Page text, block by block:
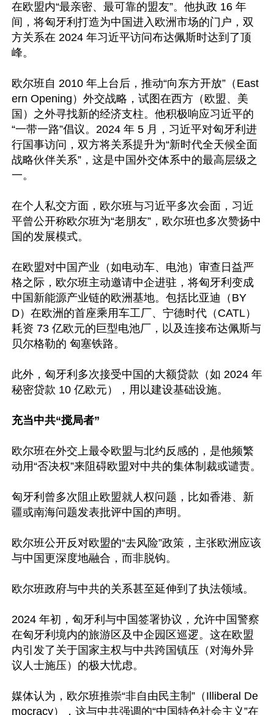
在欧盟内“最亲密、最可靠的盟友”。他执政 16 年
间，将匈牙利打造为中国进入欧洲市场的门户，双
方关系在 2024 年习近平访问布达佩斯时达到了顶
峰。
欧尔班自 2010 年上台后，推动“向东方开放”（East
ern Opening）外交战略，试图在西方（欧盟、美
国）之外寻找新的经济支柱。他积极响应习近平的
“一带一路”倡议。2024 年 5 月，习近平对匈牙利进
行国事访问，双方将关系提升为“新时代全天候全面
战略伙伴关系”，这是中国外交体系中的最高层级之
一。
在个人私交方面，欧尔班与习近平多次会面，习近
平曾公开称欧尔班为“老朋友”，欧尔班也多次赞扬中
国的发展模式。
在欧盟对中国产业（如电动车、电池）审查日益严
格之际，欧尔班主动邀请中企进驻，将匈牙利变成
中国新能源产业链的欧洲基地。包括比亚迪（BY
D）在欧洲的首座乘用车工厂、宁德时代（CATL）
耗资 73 亿欧元的巨型电池厂，以及连接布达佩斯与
贝尔格勒的 匈塞铁路。
此外，匈牙利多次接受中国的大额贷款（如 2024 年
秘密贷款 10 亿欧元），用以建设基础设施。
充当中共“搅局者”
欧尔班在外交上最令欧盟与北约反感的，是他频繁
动用“否决权”来阻碍欧盟对中共的集体制裁或谴责。
匈牙利曾多次阻止欧盟就人权问题，比如香港、新
疆或南海问题发表批评中国的声明。
欧尔班公开反对欧盟的“去风险”政策，主张欧洲应该
与中国更深度地融合，而非脱钩。
欧尔班政府与中共的关系甚至延伸到了执法领域。
2024 年初，匈牙利与中国签署协议，允许中国警察
在匈牙利境内的旅游区及中企园区巡逻。这在欧盟
内引发了关于国家主权与中共跨国镇压（对海外异
议人士施压）的极大忧虑。
媒体认为，欧尔班推崇“非自由民主制”（Illiberal De
mocracy），这与中共强调的“中国特色社会主义”在